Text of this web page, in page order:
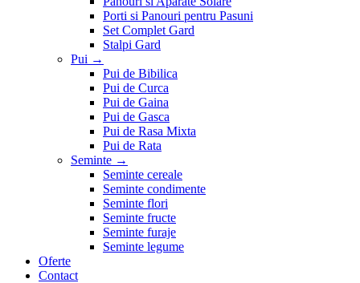
Porti si Panouri pentru Pasuni
Set Complet Gard
Stalpi Gard
Pui →
Pui de Bibilica
Pui de Curca
Pui de Gaina
Pui de Gasca
Pui de Rasa Mixta
Pui de Rata
Seminte →
Seminte cereale
Seminte condimente
Seminte flori
Seminte fructe
Seminte furaje
Seminte legume
Oferte
Contact